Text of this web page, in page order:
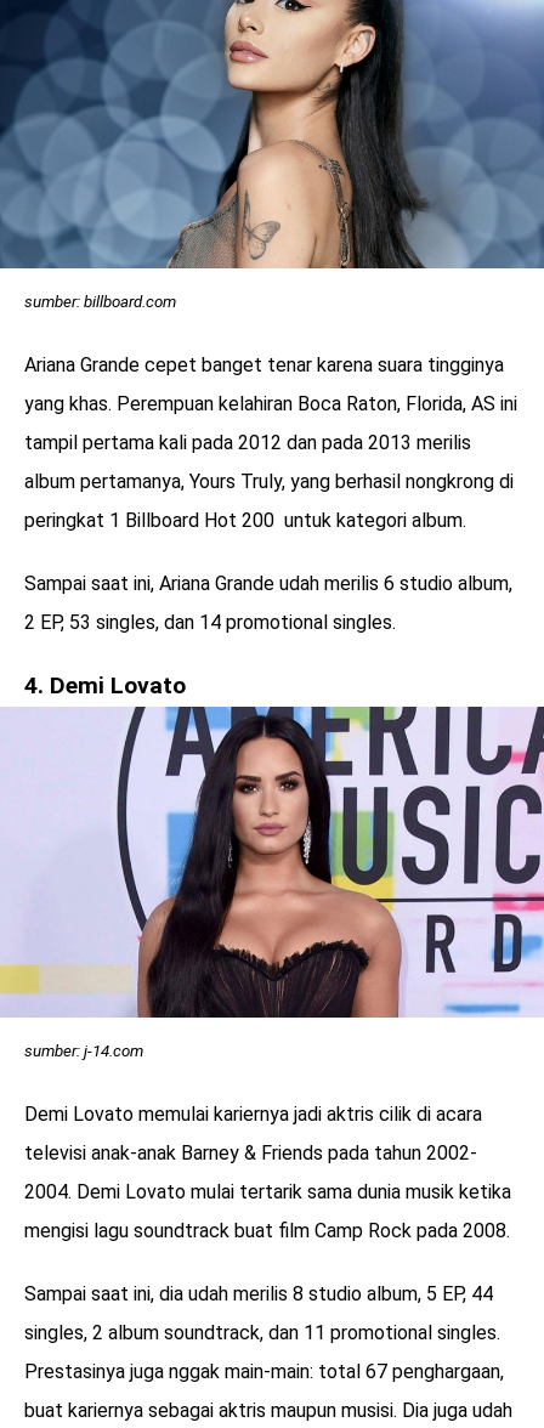
sumber: billboard.com
Ariana Grande cepet banget tenar karena suara tingginya
yang khas. Perempuan kelahiran Boca Raton, Florida, AS ini
tampil pertama kali pada 2012 dan pada 2013 merilis
album pertamanya, Yours Truly, yang berhasil nongkrong di
peringkat 1 Billboard Hot 200 untuk kategori album.
Sampai saat ini, Ariana Grande udah merilis 6 studio album,
2 EP, 53 singles, dan 14 promotional singles.
4. Demi Lovato
sumber: j-14.com
Demi Lovato memulai kariernya jadi aktris cilik di acara
televisi anak-anak Barney & Friends pada tahun 2002-
2004. Demi Lovato mulai tertarik sama dunia musik ketika
mengisi lagu soundtrack buat film Camp Rock pada 2008.
Sampai saat ini, dia udah merilis 8 studio album, 5 EP, 44
singles, 2 album soundtrack, dan 11 promotional singles.
Prestasinya juga nggak main-main: total 67 penghargaan,
buat kariernya sebagai aktris maupun musisi. Dia juga udah